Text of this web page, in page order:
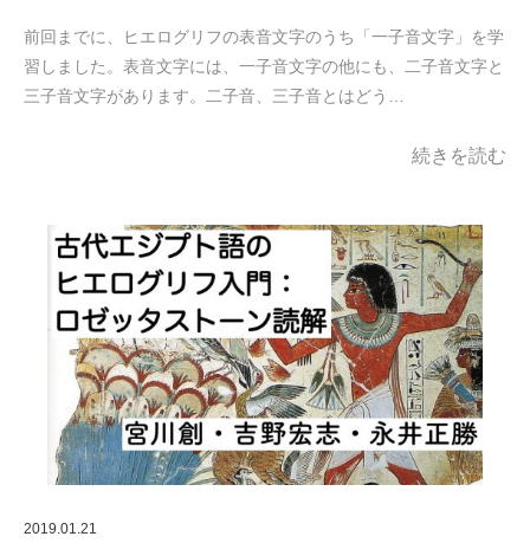
前回までに、ヒエログリフの表音文字のうち「一子音文字」を学
習しました。表音文字には、一子音文字の他にも、二子音文字と
三子音文字があります。二子音、三子音とはどう…
続きを読む
2019.01.21